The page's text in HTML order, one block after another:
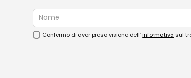
Confermo di aver preso visione dell’informativa sul